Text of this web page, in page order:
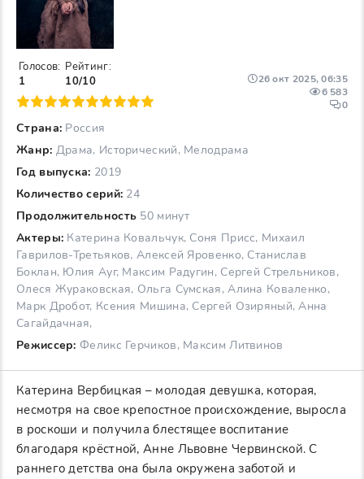
Страна: Россия
Жанр: Драма, Исторический, Мелодрама
Год выпуска: 2019
Количество серий: 24
Продолжительность 50 минут
Актеры: Катерина Ковальчук, Соня Присс, Михаил
Гаврилов-Третьяков, Алексей Яровенко, Станислав
Боклан, Юлия Ауг, Максим Радугин, Сергей Стрельников,
Олеся Жураковская, Ольга Сумская, Алина Коваленко,
Марк Дробот, Ксения Мишина, Сергей Озиряный, Анна
Сагайдачная,
Режиссер: Феликс Герчиков, Максим Литвинов
26 окт 2025, 06:35
6 583
0
Голосов:
1
Рейтинг:
10/10
7 8 9 10
Катерина Вербицкая – молодая девушка, которая,
несмотря на свое крепостное происхождение, выросла
в роскоши и получила блестящее воспитание
благодаря крёстной, Анне Львовне Червинской. С
раннего детства она была окружена заботой и